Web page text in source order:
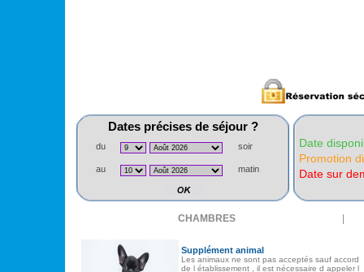
Dates précises de séjour ?
du soir
au matin
Date
Promotion
Date sur
CHAMBRES
Supplément animal
Les animaux ne sont pas acceptés sauf accord
de l établissement , il est nécessaire d appeler l